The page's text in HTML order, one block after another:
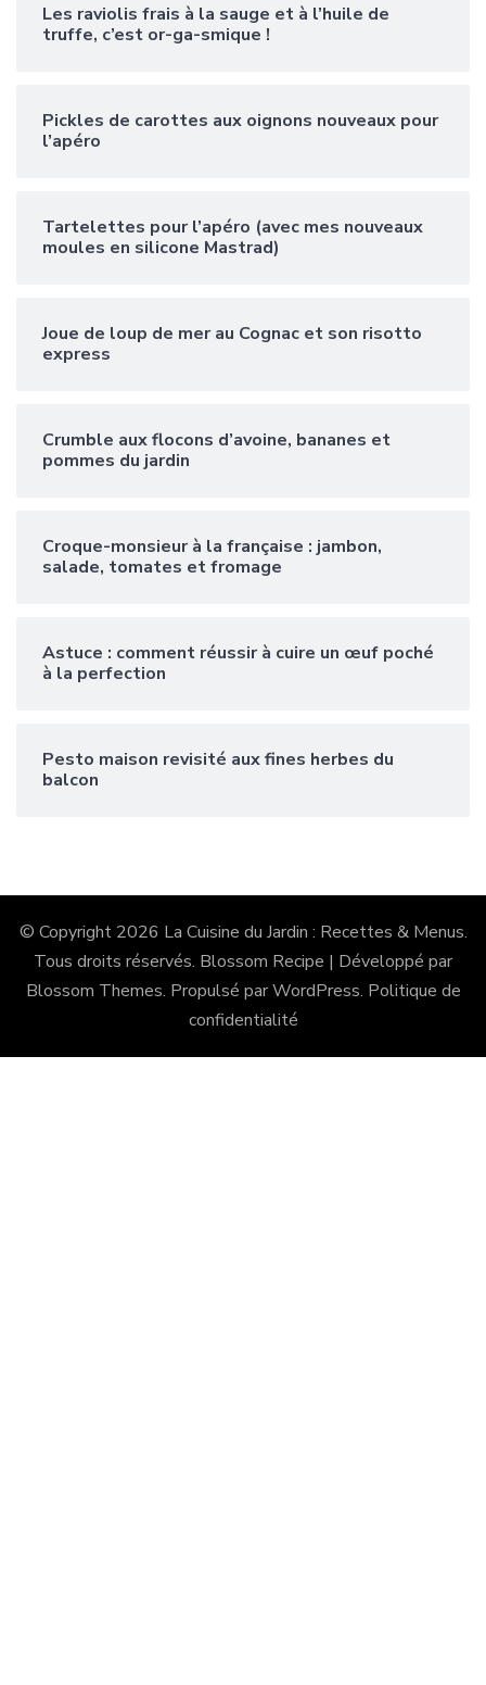
Les raviolis frais à la sauge et à l’huile de
truffe, c’est or-ga-smique !
Pickles de carottes aux oignons nouveaux pour
l’apéro
Tartelettes pour l’apéro (avec mes nouveaux
moules en silicone Mastrad)
Joue de loup de mer au Cognac et son risotto
express
Crumble aux flocons d’avoine, bananes et
pommes du jardin
Croque-monsieur à la française : jambon,
salade, tomates et fromage
Astuce : comment réussir à cuire un œuf poché
à la perfection
Pesto maison revisité aux fines herbes du
balcon
© Copyright 2026 La Cuisine du Jardin : Recettes & Menus.
Tous droits réservés. Blossom Recipe | Développé par
Blossom Themes. Propulsé parWordPress. Politique de
confidentialité